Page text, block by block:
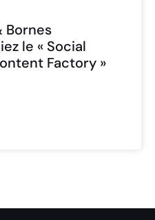
Bornes
le « Social
Factory »